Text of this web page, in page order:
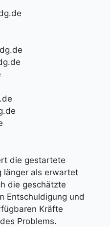
die gestartete
länger als erwartet
die geschätzte
Entschuldigung und
Kräfte
Problems.